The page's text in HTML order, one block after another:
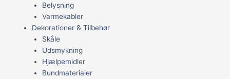
Belysning
Varmekabler
Dekorationer & Tilbehør
Skåle
Udsmykning
Hjælpemidler
Bundmaterialer